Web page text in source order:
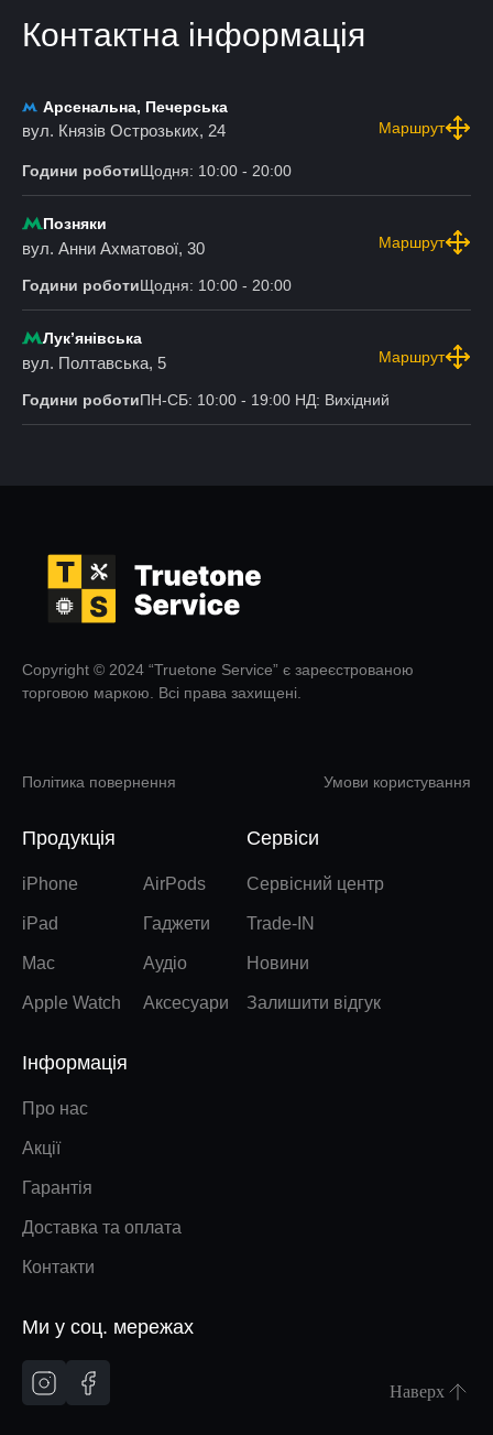
Контактна інформація
Арсенальна, Печерська
вул. Князів Острозьких, 24 Маршрут
Години роботиЩодня: 10:00 - 20:00
Позняки
вул. Анни Ахматової, 30 Маршрут
Години роботиЩодня: 10:00 - 20:00
Лукʼянівська
вул. Полтавська, 5 Маршрут
Години роботиПН-СБ: 10:00 - 19:00 НД: Вихідний
Copyright © 2024 “Truetone Service” є зареєстрованою
торговою маркою. Всі права захищені.
Політика повернення Умови користування
Продукція
iPhone
iPad
Mac
Apple Watch
AirPods
Гаджети
Аудіо
Аксесуари
Сервіси
Сервісний центр
Trade-IN
Новини
Залишити відгук
Інформація
Про нас
Акції
Гарантія
Доставка та оплата
Контакти
Ми у соц. мережах
Наверх